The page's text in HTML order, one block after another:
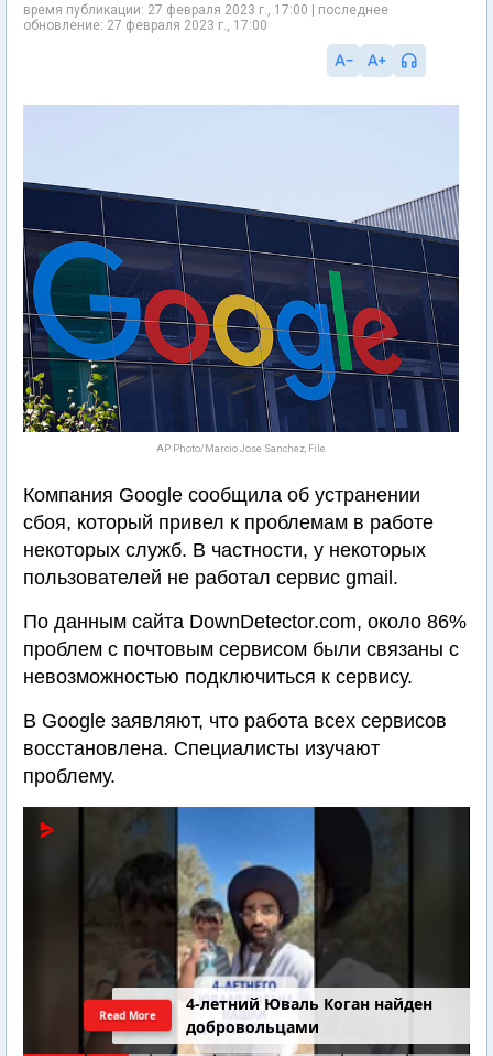
время публикации: 27 февраля 2023 г., 17:00 | последнее
обновление: 27 февраля 2023 г., 17:00
AP Photo/Marcio Jose Sanchez, File
Компания Google сообщила об устранении
сбоя, который привел к проблемам в работе
некоторых служб. В частности, у некоторых
пользователей не работал сервис gmail.
По данным сайта DownDetector.com, около 86%
проблем с почтовым сервисом были связаны с
невозможностью подключиться к сервису.
В Google заявляют, что работа всех сервисов
восстановлена. Специалисты изучают
проблему.
4-летний Юваль Коган найден
добровольцами
Read More